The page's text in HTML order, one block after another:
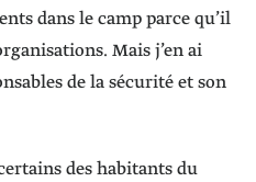
dans le camp parce qu’il
Mais j’en ai
de la sécurité et son
des habitants du